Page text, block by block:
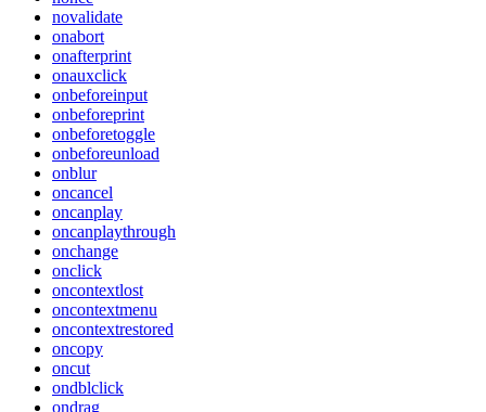
novalidate
onabort
onafterprint
onauxclick
onbeforeinput
onbeforeprint
onbeforetoggle
onbeforeunload
onblur
oncancel
oncanplay
oncanplaythrough
onchange
onclick
oncontextlost
oncontextmenu
oncontextrestored
oncopy
oncut
ondblclick
ondrag